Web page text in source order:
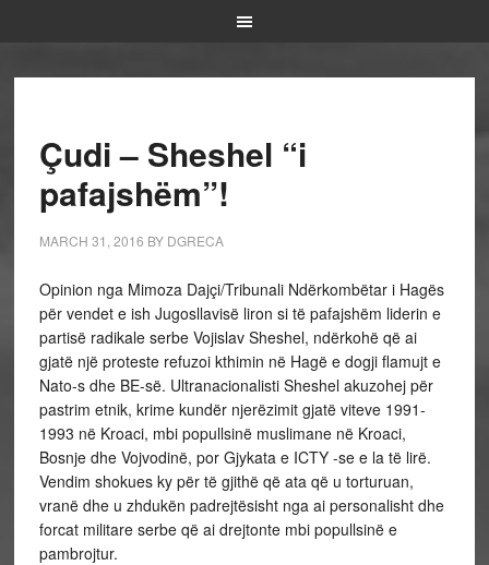
Çudi – Sheshel “i
pafajshëm”!
MARCH 31, 2016 BY DGRECA
Opinion nga Mimoza Dajçi/Tribunali Ndërkombëtar i Hagës
për vendet e ish Jugosllavisë liron si të pafajshëm liderin e
partisë radikale serbe Vojislav Sheshel, ndërkohë që ai
gjatë një proteste refuzoi kthimin në Hagë e dogji flamujt e
Nato-s dhe BE-së. Ultranacionalisti Sheshel akuzohej për
pastrim etnik, krime kundër njerëzimit gjatë viteve 1991-
1993 në Kroaci, mbi popullsinë muslimane në Kroaci,
Bosnje dhe Vojvodinë, por Gjykata e ICTY -se e la të lirë.
Vendim shokues ky për të gjithë që ata që u torturuan,
vranë dhe u zhdukën padrejtësisht nga ai personalisht dhe
forcat militare serbe që ai drejtonte mbi popullsinë e
pambrojtur.